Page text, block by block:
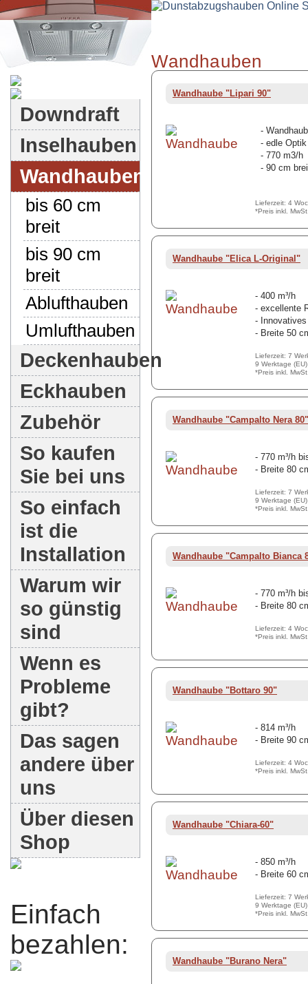
Downdraft
Inselhauben
Wandhauben
bis 60 cm
breit
bis 90 cm
breit
Ablufthauben
Umlufthauben
Deckenhauben
Eckhauben
Zubehör
So kaufen
Sie bei uns
So einfach
ist die
Installation
Warum wir
so günstig
sind
Wenn es
Probleme
gibt?
Das sagen
andere über
uns
Über diesen
Shop
Einfach
bezahlen:
Wandhauben
Wandhaube "Lipari 90"
-
- edle Optik
- 770 m3/h
- 90 cm
Lieferzeit: 4
*Preis inkl.
Wandhaube "Elica L-Original"
- 400 m³/h
- excellente
-
- Breite 50
Lieferzeit: 7
9 Werktage (EU)
*Preis inkl.
Wandhaube "Campalto Nera 80"
- 770 m³/h
- Breite 80
Lieferzeit: 7
9 Werktage (EU)
*Preis inkl.
Wandhaube "Campalto Bianca
- 770 m³/h
- Breite 80
Lieferzeit: 4
*Preis inkl.
Wandhaube "Bottaro 90"
- 814 m³/h
- Breite 90
Lieferzeit: 4
*Preis inkl.
Wandhaube "Chiara-60"
- 850 m³/h
- Breite 60
Lieferzeit: 7
9 Werktage (EU)
*Preis inkl.
Wandhaube "Burano Nera"